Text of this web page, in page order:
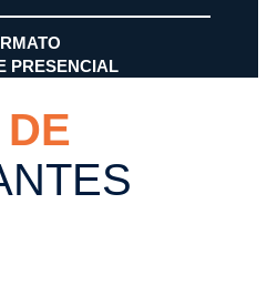
PRESENCIAL